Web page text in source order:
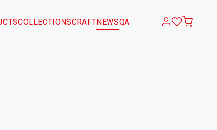
COLLECTIONSCRAFTNEWSQA